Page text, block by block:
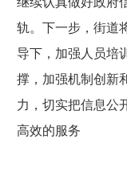
轨。下一步，街道
导下，加强人员培
撑，加强机制创新
力，切实把信息公
高效的服务